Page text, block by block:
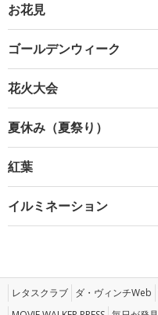
お花見
ゴールデンウィーク
花火大会
夏休み（夏祭り）
紅葉
イルミネーション
レタスクラブ ダ・ヴィンチWeb